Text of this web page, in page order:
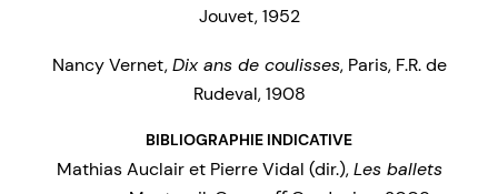
Jouvet, 1952
Nancy Vernet,Dix ans de coulisses, Paris, F.R. de
Rudeval, 1908
BIBLIOGRAPHIE INDICATIVE
Mathias Auclair et Pierre Vidal (dir.),Les ballets